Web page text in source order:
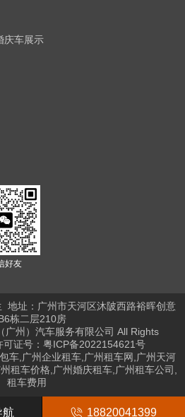
庆车展示
好友
地址： 广州市天河区沐陂西路裕晖创意
栋二层210房
州）汽车服务有限公司 All Rights
证号： 粤ICP备2022154621号
车,广州企业租车,广州租车网,广州天河
租车价格,广州婚庆租车,广州租车公司,
租车费用
航 18820041399